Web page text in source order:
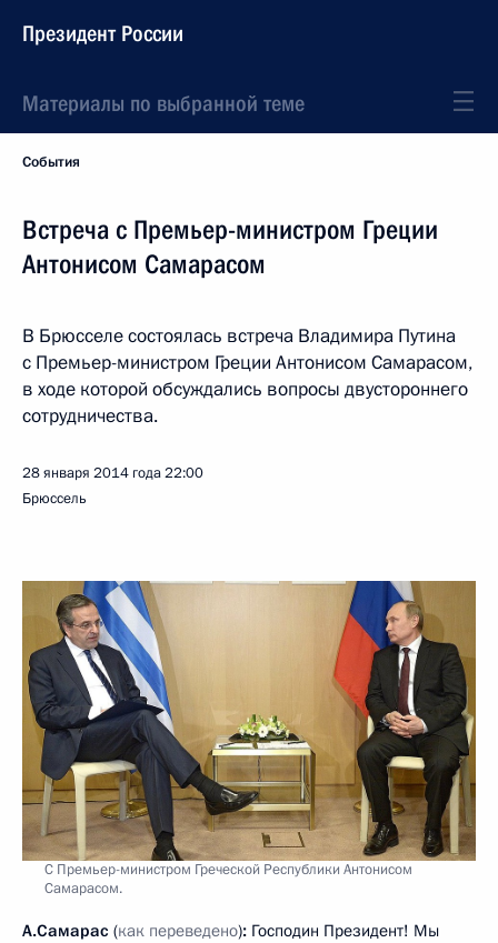
Президент России
Материалы по выбранной теме
События
Встреча с Премьер-министром Греции
Антонисом Самарасом
В Брюсселе состоялась встреча Владимира Путина
с Премьер-министром Греции Антонисом Самарасом,
в ходе которой обсуждались вопросы двустороннего
сотрудничества.
28 января 2014 года22:00
Брюссель
С Премьер-министром Греческой Республики Антонисом
Самарасом.
А.Самарас (как переведено): Господин Президент! Мы